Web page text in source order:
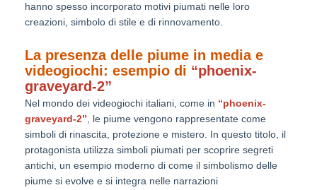
hanno spesso incorporato motivi piumati nelle loro
creazioni, simbolo di stile e di rinnovamento.
La presenza delle piume in media e
videogiochi: esempio di “phoenix-
graveyard-2”
Nel mondo dei videogiochi italiani, come in “phoenix-
graveyard-2” , le piume vengono rappresentate come
simboli di rinascita, protezione e mistero. In questo titolo, il
protagonista utilizza simboli piumati per scoprire segreti
antichi, un esempio moderno di come il simbolismo delle
piume si evolve e si integra nelle narrazioni